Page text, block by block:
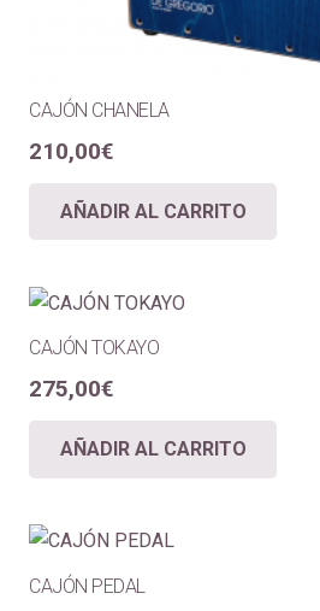
CAJÓN CHANELA
210,00€
AÑADIR AL CARRITO
CAJÓN TOKAYO
275,00€
AÑADIR AL CARRITO
CAJÓN PEDAL